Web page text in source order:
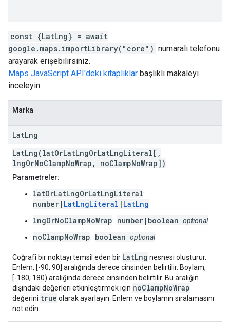
const {LatLng} = await
google.maps.importLibrary("core") numaralı telefonu
arayarak erişebilirsiniz.
Maps JavaScript API'deki kitaplıklar başlıklı makaleyi
inceleyin.
Marka
LatLng
LatLng(latOrLatLngOrLatLngLiteral[,
lngOrNoClampNoWrap, noClampNoWrap])
Parametreler:
latOrLatLngOrLatLngLiteral:
number| LatLngLiteral | LatLng
lngOrNoClampNoWrap: number|boolean optional
noClampNoWrap: boolean optional
Coğrafi bir noktayı temsil eden bir LatLng nesnesi oluşturur.
Enlem, [-90, 90] aralığında derece cinsinden belirtilir. Boylam,
[-180, 180) aralığında derece cinsinden belirtilir. Bu aralığın
dışındaki değerleri etkinleştirmek için noClampNoWrap
değerini true olarak ayarlayın. Enlem ve boylamın sıralamasını
not edin.